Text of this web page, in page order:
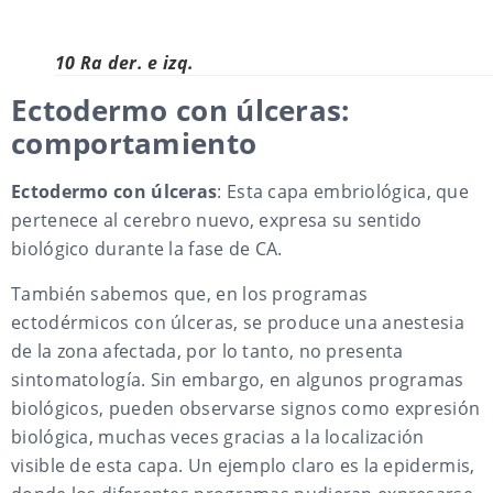
10 Ra der. e izq.
Ectodermo con úlceras:
comportamiento
Ectodermo con úlceras: Esta capa embriológica, que
pertenece al cerebro nuevo, expresa su sentido
biológico durante la fase de CA.
También sabemos que, en los programas
ectodérmicos con úlceras, se produce una anestesia
de la zona afectada, por lo tanto, no presenta
sintomatología. Sin embargo, en algunos programas
biológicos, pueden observarse signos como expresión
biológica, muchas veces gracias a la localización
visible de esta capa. Un ejemplo claro es la epidermis,